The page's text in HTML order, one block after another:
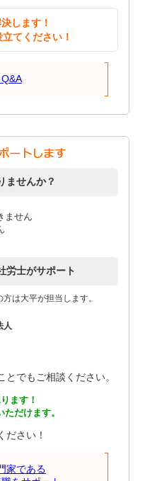
します！
てください！
ませんか？
ません
労士がサポート
は大平が担当します。
人
でもご相談ください。
ます！
だけます。
ださい！
家である